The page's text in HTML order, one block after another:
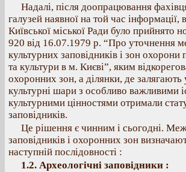
Надалі, після доопрацювання
галузей наявної на той час інформації,
Київської міської Ради було прийнято
920 від 16.07.1979 р. “Про уточнення
культурних заповідників і зон охорони
та культури в м. Києві”, яким
охоронних зон, а ділянки, де залягають
культурні шари з особливо важливими
культурними цінностями отримали
заповідників.
Це рішення є чинним і сьогодні.
заповідників і охоронних зон
наступній послідовності :
1.2. Археологічні заповідники :